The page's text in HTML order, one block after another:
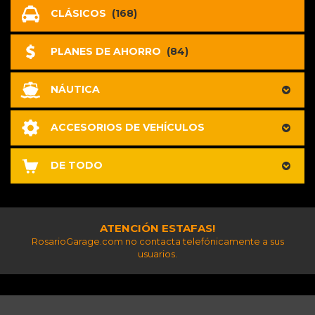
CLÁSICOS (168)
PLANES DE AHORRO (84)
NÁUTICA
ACCESORIOS DE VEHÍCULOS
DE TODO
ATENCIÓN ESTAFAS!
RosarioGarage.com no contacta telefónicamente a sus
usuarios.